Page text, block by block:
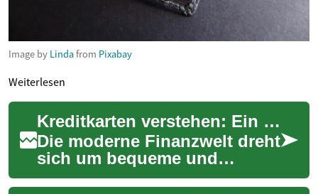
Image by Lindafrom Pixabay
Weiterlesen
Kreditkarten verstehen: Ein umfassender Leitfaden für smarte Finanzen
Die moderne Finanzwelt dreht
sich um bequeme und
sichere Zahlungsmethoden,